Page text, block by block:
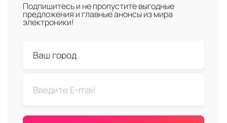
Подпишитесь и не пропустите выгодные
предложения и главные анонсы из мира
электроники!